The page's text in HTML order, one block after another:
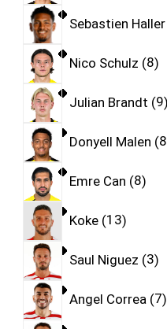
Sebastien Haller
Nico Schulz 8
Julian Brandt 9
Donyell Malen 8
Emre Can 8
Koke 13
Saul Niguez 3
Angel Correa 7